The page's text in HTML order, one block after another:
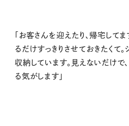
「お客さんを迎えたり、帰宅して
るだけすっきりさせておきたくて。
収納しています。見えないだけで
る気がします」